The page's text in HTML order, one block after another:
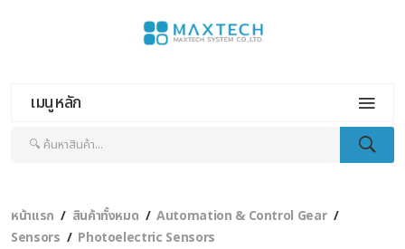
เมนูหลัก
หน้าแรก สินค้าทั้งหมด
Automation & Control Gear
Sensors
Photoelectric Sensors